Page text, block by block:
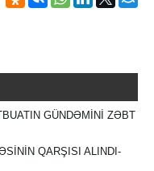
GÜNDƏMİNİ ZƏBT
QARŞISI ALINDI-